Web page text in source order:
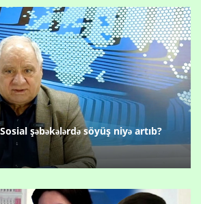
şəbəkələrdə söyüş niyə artıb?